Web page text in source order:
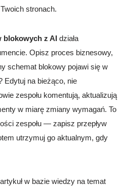
stronach.
blokowych z AI działa
Opisz proces biznesowy,
schemat blokowy pojawi się w
Edytuj na bieżąco, nie
zespołu komentują, aktualizują
w miarę zmiany wymagań. To
zespołu — zapisz przepływ
utrzymuj go aktualnym, gdy
w bazie wiedzy na temat